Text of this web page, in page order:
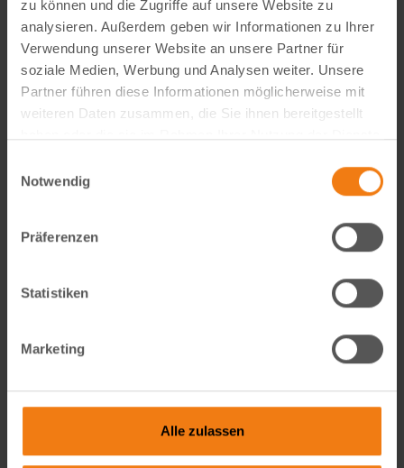
zu können und die Zugriffe auf unsere Website zu
analysieren. Außerdem geben wir Informationen zu Ihrer
Verwendung unserer Website an unsere Partner für
soziale Medien, Werbung und Analysen weiter. Unsere
Partner führen diese Informationen möglicherweise mit
weiteren Daten zusammen, die Sie ihnen bereitgestellt
Notwendig
Präferenzen
Statistiken
Marketing
Alle zulassen
Visual Content Creator (m/w/d) – E-Commerce
Werde Teil von Lemodo360! Als Visual Content Creator
gestaltest du verkaufsstarke Amazon- und E-Commerce-
Bildwelten – von der Idee bis zum A++ Content. Kreativ,
weiterlesen